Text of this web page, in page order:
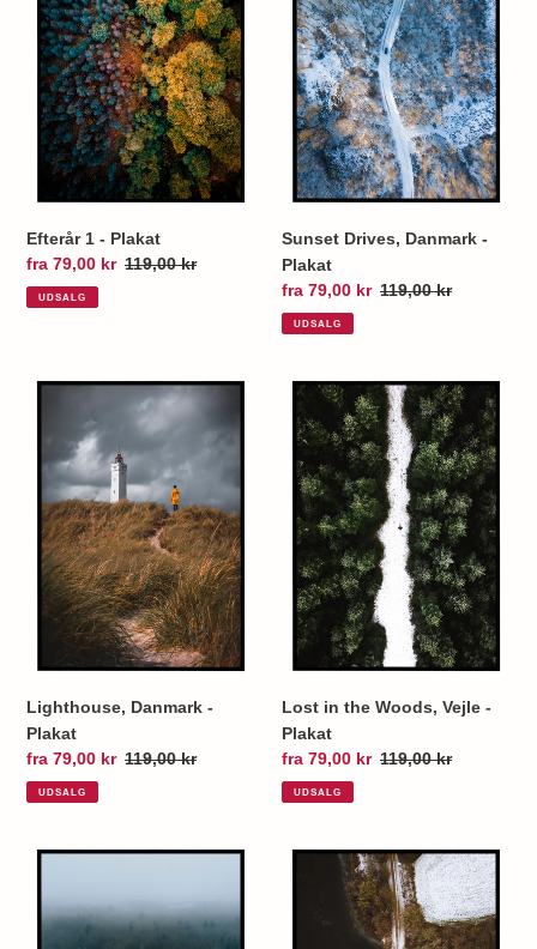
Efterår 1 - Plakat
Udsalgspris
fra 79,00 kr Normalpris
119,00 kr
UDSALG
Plakat
Sunset Drives, Danmark -
Plakat
Udsalgspris
fra 79,00 kr Normalpris
119,00 kr
UDSALG
Lighthouse,
Plakat
Lighthouse, Danmark -
Plakat
Udsalgspris
fra 79,00 kr Normalpris
119,00 kr
UDSALG
Lost
the
Woods,
Vejle
Plakat
Lost in the Woods, Vejle -
Plakat
Udsalgspris
fra 79,00 kr Normalpris
119,00 kr
UDSALG
Den
Bro
Broen